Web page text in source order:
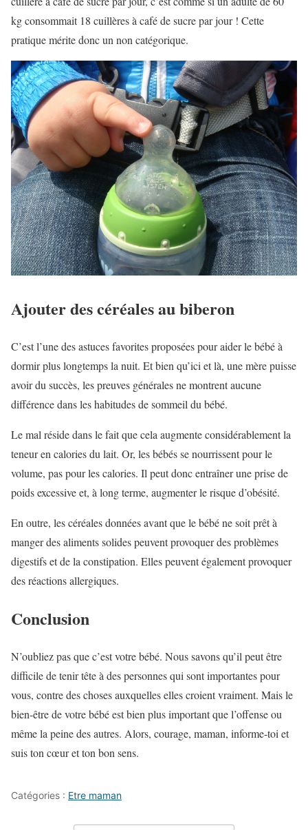
kg consommait 18 cuillères à café de sucre par jour ! Cette
pratique mérite donc un non catégorique.
Ajouter des céréales au biberon
C’est l’une des astuces favorites proposées pour aider le bébé à
dormir plus longtemps la nuit. Et bien qu’ici et là, une mère puisse
avoir du succès, les preuves générales ne montrent aucune
différence dans les habitudes de sommeil du bébé.
Le mal réside dans le fait que cela augmente considérablement la
teneur en calories du lait. Or, les bébés se nourrissent pour le
volume, pas pour les calories. Il peut donc entraîner une prise de
poids excessive et, à long terme, augmenter le risque d’obésité.
En outre, les céréales données avant que le bébé ne soit prêt à
manger des aliments solides peuvent provoquer des problèmes
digestifs et de la constipation. Elles peuvent également provoquer
des réactions allergiques.
Conclusion
N’oubliez pas que c’est votre bébé. Nous savons qu’il peut être
difficile de tenir tête à des personnes qui sont importantes pour
vous, contre des choses auxquelles elles croient vraiment. Mais le
bien-être de votre bébé est bien plus important que l’offense ou
même la peine des autres. Alors, courage, maman, informe-toi et
suis ton cœur et ton bon sens.
Catégories : Etre maman